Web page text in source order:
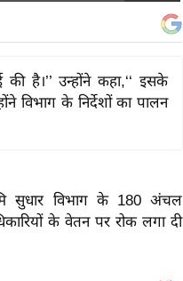
है।’’ उन्होंने कहा,‘‘ इसके
विभाग के निर्देशों का पालन
सुधार विभाग के 180 अंचल
के वेतन पर रोक लगा दी